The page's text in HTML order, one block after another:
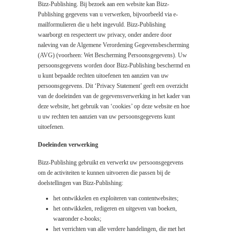
Bizz-Publishing. Bij bezoek aan een website kan Bizz-
Publishing gegevens van u verwerken, bijvoorbeeld via e-
mailformulieren die u hebt ingevuld. Bizz-Publishing
waarborgt en respecteert uw privacy, onder andere door
naleving van de Algemene Verordening Gegevensbescherming
(AVG) (voorheen: Wet Bescherming Persoonsgegevens). Uw
persoonsgegevens worden door Bizz-Publishing beschermd en
u kunt bepaalde rechten uitoefenen ten aanzien van uw
persoonsgegevens. Dit ‘Privacy Statement’ geeft een overzicht
van de doeleinden van de gegevensverwerking in het kader van
deze website, het gebruik van ‘cookies’ op deze website en hoe
u uw rechten ten aanzien van uw persoonsgegevens kunt
uitoefenen.
Doeleinden verwerking
Bizz-Publishing gebruikt en verwerkt uw persoonsgegevens
om de activiteiten te kunnen uitvoeren die passen bij de
doelstellingen van Bizz-Publishing:
het ontwikkelen en exploiteren van contentwebsites;
het ontwikkelen, redigeren en uitgeven van boeken,
waaronder e-books;
het verrichten van alle verdere handelingen, die met het